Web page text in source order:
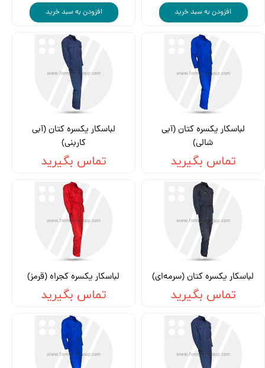
افزودن به سبد خرید افزودن به سبد خرید
لباسکار یکسره کتان (آبی
شالی)
تماس بگیرید
لباسکار یکسره کتان (آبی
کاربنی)
تماس بگیرید
لباسکار یکسره کتان (سرمه‌ای)
تماس بگیرید
لباسکار یکسره کجراه (قرمز)
تماس بگیرید